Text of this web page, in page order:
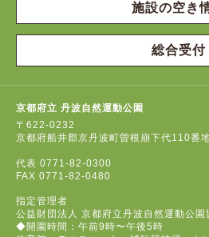
施設の空き
総合受付
京都府立 丹波自然運動公園
〒622-0232
京都府船井郡京丹波町曽根崩下代110番
代表 0771-82-0300
FAX 0771-82-0480
指定管理者
公益財団法人 京都府立丹波自然運動公園
◆開園時間：午前9時〜午後5時